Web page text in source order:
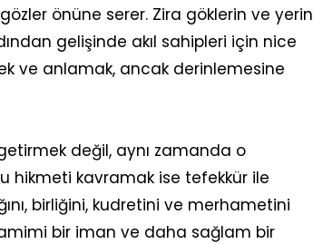
önüne serer. Zira göklerin ve yerin
gelişinde akıl sahipleri için nice
ve anlamak, ancak derinlemesine
değil, aynı zamanda o
hikmeti kavramak ise tefekkür ile
birliğini, kudretini ve merhametini
bir iman ve daha sağlam bir